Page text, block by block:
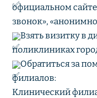
официальном сайте
звонок»,
Взять визитку в
поликлиниках
Обратиться за
филиалов:
Клинический